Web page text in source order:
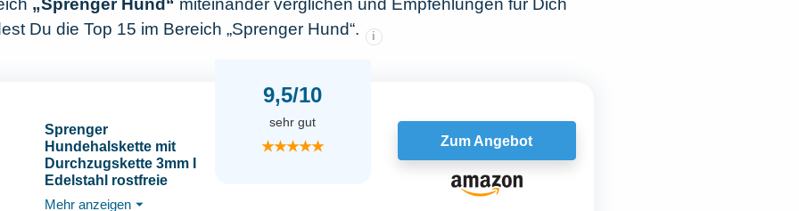
Du die Top 15 im Bereich „Sprenger Hund“.
Sprenger
Hundehalskette mit
Durchzugskette 3mm I
Edelstahl rostfreie
Hundehalsband für
Mehr anzeigen ⏷
9,5/10
i
sehr gut
★★★★★ Zum Angebot